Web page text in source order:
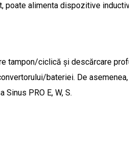
poate alimenta dispozitive
tampon/ciclică și descărcare
bateriei. De asemenea,
PRO E, W, S.